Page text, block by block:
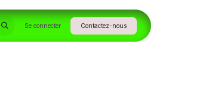
Se connecter Contactez-nous